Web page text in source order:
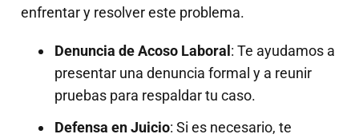
enfrentar y resolver este problema.
Denuncia de Acoso Laboral : Te ayudamos a
presentar una denuncia formal y a reunir
pruebas para respaldar tu caso.
Defensa en Juicio: Si es necesario, te